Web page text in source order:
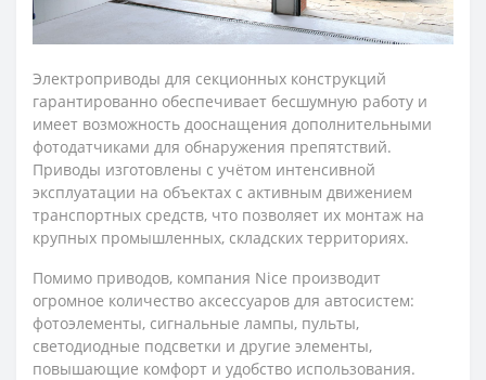
Электроприводы для секционных конструкций
гарантированно обеспечивает бесшумную работу и
имеет возможность дооснащения дополнительными
фотодатчиками для обнаружения препятствий.
Приводы изготовлены с учётом интенсивной
эксплуатации на объектах с активным движением
транспортных средств, что позволяет их монтаж на
крупных промышленных, складских территориях.
Помимо приводов, компания Nice производит
огромное количество аксессуаров для автосистем:
фотоэлементы, сигнальные лампы, пульты,
светодиодные подсветки и другие элементы,
повышающие комфорт и удобство использования.